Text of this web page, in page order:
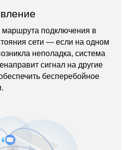
подключения в
сети — если на одном
неполадка, система
сигнал на другие
бесперебойное